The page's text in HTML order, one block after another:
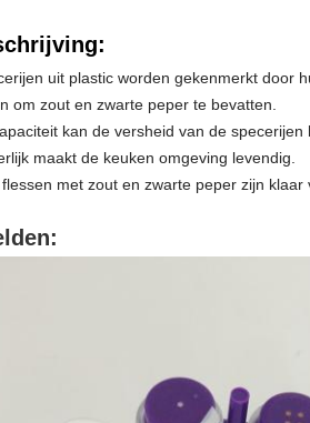
uit plastic worden gekenmerkt door
om zout en zwarte peper te bevatten.
kan de versheid van de specerijen
maakt de keuken omgeving levendig.
met zout en zwarte peper zijn